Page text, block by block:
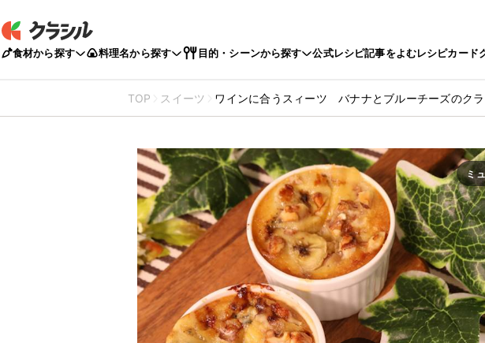
食材から探す 料理名から探す 目的・シーンから探す 公式レシピ記事をよむレシピカード
TOP スイーツ ワインに合うスィーツ バナナとブルーチーズのクラ
ミ